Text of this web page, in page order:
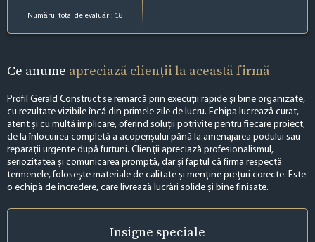
Numărul total de evaluări: 18
Ce anume apreciază clienții la această firmă
Profil Gerald Construct se remarcă prin execuții rapide și bine organizate,
cu rezultate vizibile încă din primele zile de lucru. Echipa lucrează curat,
atent și cu multă implicare, oferind soluții potrivite pentru fiecare proiect,
de la înlocuirea completă a acoperișului până la amenajarea podului sau
reparații urgente după furtuni. Clienții apreciază profesionalismul,
seriozitatea și comunicarea promptă, dar și faptul că firma respectă
termenele, folosește materiale de calitate și menține prețuri corecte. Este
o echipă de încredere, care livrează lucrări solide și bine finisate.
Insigne speciale